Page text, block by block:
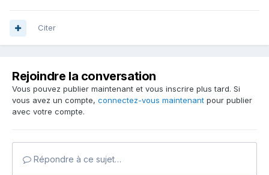
Citer
Rejoindre la conversation
Vous pouvez publier maintenant et vous inscrire plus tard. Si
vous avez un compte, connectez-vous maintenant pour publier
avec votre compte.
Répondre à ce sujet…